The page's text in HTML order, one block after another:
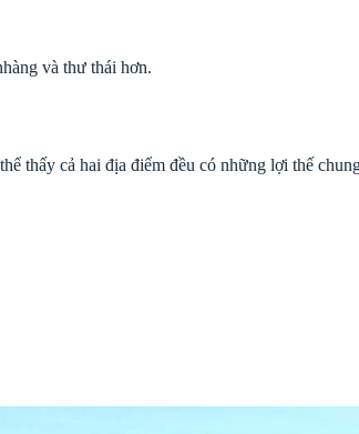
và thư thái hơn.
thấy cả hai địa điểm đều có những lợi thế